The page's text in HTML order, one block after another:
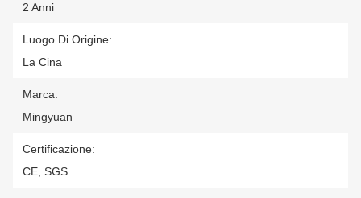
2 Anni
Luogo Di Origine:
La Cina
Marca:
Mingyuan
Certificazione:
CE, SGS